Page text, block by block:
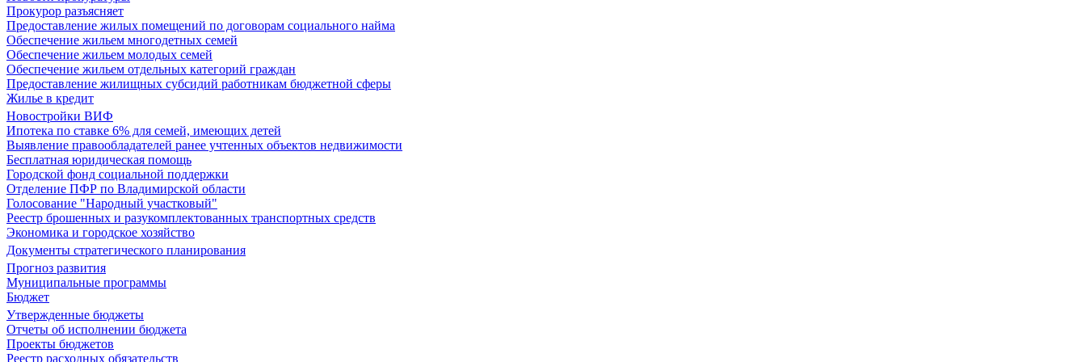
Прокурор разъясняет
Предоставление жилых помещений по договорам социального найма
Обеспечение жильем многодетных семей
Обеспечение жильем молодых семей
Обеспечение жильем отдельных категорий граждан
Предоставление жилищных субсидий работникам бюджетной сферы
Жилье в кредит
Новостройки ВИФ
Ипотека по ставке 6% для семей, имеющих детей
Выявление правообладателей ранее учтенных объектов недвижимости
Бесплатная юридическая помощь
Городской фонд социальной поддержки
Отделение ПФР по Владимирской области
Голосование "Народный участковый"
Реестр брошенных и разукомплектованных транспортных средств
Экономика и городское хозяйство
Документы стратегического планирования
Прогноз развития
Муниципальные программы
Бюджет
Утвержденные бюджеты
Отчеты об исполнении бюджета
Проекты бюджетов
Реестр расходных обязательств